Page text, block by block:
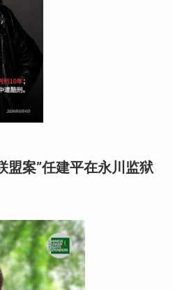
盟案”任建平在永川监狱